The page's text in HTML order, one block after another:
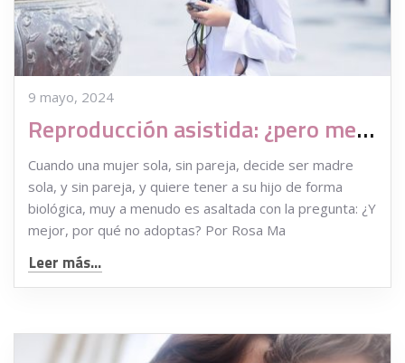
9 mayo, 2024
Reproducción asistida: ¿pero mejor, por qué no adoptas?
Cuando una mujer sola, sin pareja, decide ser madre
sola, y sin pareja, y quiere tener a su hijo de forma
biológica, muy a menudo es asaltada con la pregunta: ¿Y
mejor, por qué no adoptas? Por Rosa Ma
Leer más...